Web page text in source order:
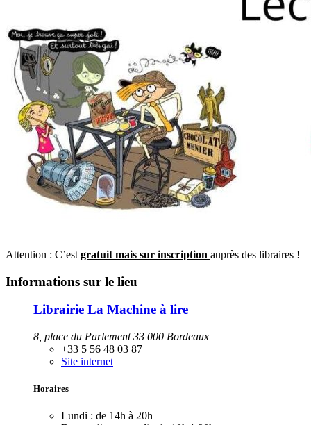
Attention : C’est gratuit mais sur inscription auprès des libraires !
Informations sur le lieu
Librairie La Machine à lire
8, place du Parlement 33 000 Bordeaux
+33 5 56 48 03 87
Site internet
Horaires
Lundi : de 14h à 20h